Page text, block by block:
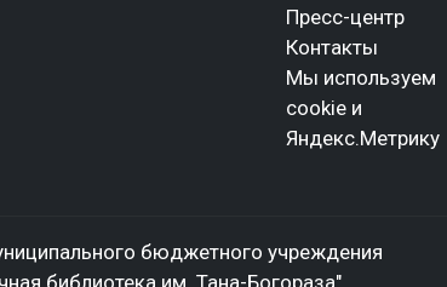
Пресс-центр
Контакты
Мы используем
cookie и
Яндекс.Метрику
бюджетного учреждения
библиотека им. Тана-Богораза"